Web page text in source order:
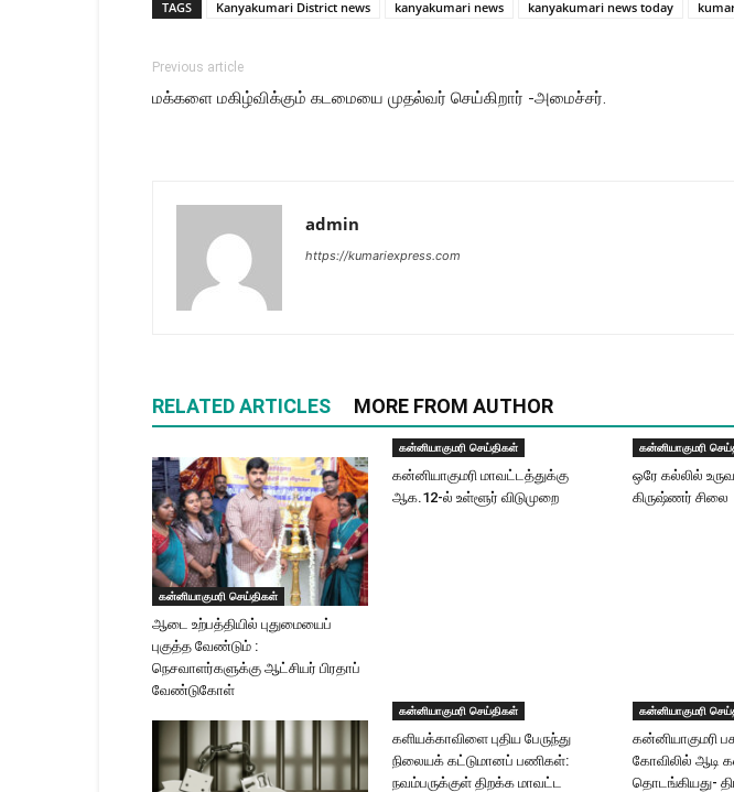
TAGS Kanyakumari District news kanyakumari news kanyakumari news today
Previous article
மக்களை மகிழ்விக்கும் கடமையை முதல்வர் செய்கிறார் -அமைச்சர்.
admin
https://kumariexpress.com
RELATED ARTICLES MORE FROM AUTHOR
கன்னியாகுமரி செய்திகள்
ஆடை உற்பத்தியில் புதுமையைப்
புகுத்த வேண்டும் :
நெசவாளர்களுக்கு ஆட்சியர் பிரதாப்
வேண்டுகோள்
கன்னியாகுமரி செய்திகள்
கன்னியாகுமரி மாவட்டத்துக்கு
ஆக.12-ல் உள்ளூர் விடுமுறை
கன்னியாகுமரி
ஒரே கல்லில்
கிருஷ்ணர் சிலை
கன்னியாகுமரி செய்திகள்
களியக்காவிளை புதிய பேருந்து
நிலையக் கட்டுமானப் பணிகள்:
நவம்பருக்குள் திறக்க மாவட்ட
கன்னியாகுமரி
கன்னியாகுமரி
கோவிலில் ஆடி
தொடங்கியது-